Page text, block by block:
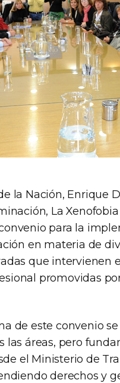
la Nación, Enrique
La
para la
en materia de
que intervienen
promovidas
de este convenio
las áreas, pero
el Ministerio de
derechos y